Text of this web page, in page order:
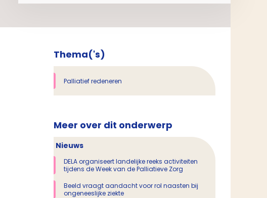
Thema('s)
Palliatief redeneren
Meer over dit onderwerp
Nieuws
DELA organiseert landelijke reeks activiteiten
tijdens de Week van de Palliatieve Zorg
Beeld vraagt aandacht voor rol naasten bij
ongeneeslijke ziekte